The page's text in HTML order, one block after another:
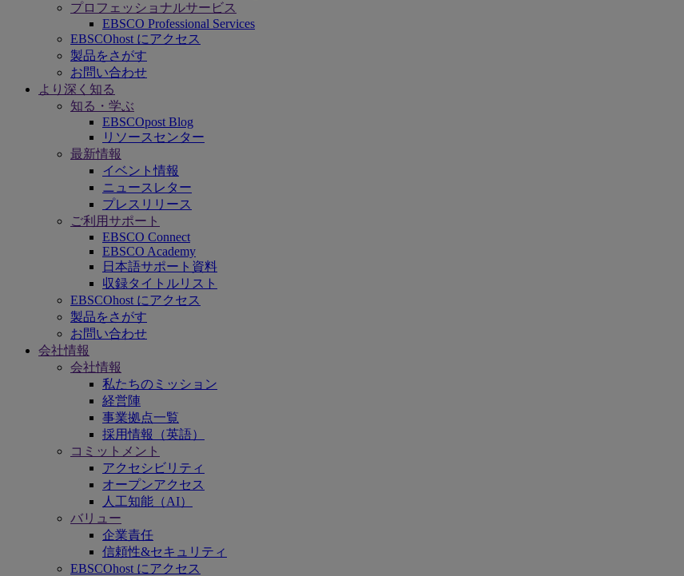
プロフェッショナルサービス
EBSCO Professional Services
EBSCOhost にアクセス
製品をさがす
お問い合わせ
より深く知る
知る・学ぶ
EBSCOpost Blog
リソースセンター
最新情報
イベント情報
ニュースレター
プレスリリース
ご利用サポート
EBSCO Connect
EBSCO Academy
日本語サポート資料
収録タイトルリスト
EBSCOhost にアクセス
製品をさがす
お問い合わせ
会社情報
会社情報
私たちのミッション
経営陣
事業拠点一覧
採用情報（英語）
コミットメント
アクセシビリティ
オープンアクセス
人工知能（AI）
バリュー
企業責任
信頼性&セキュリティ
EBSCOhost にアクセス